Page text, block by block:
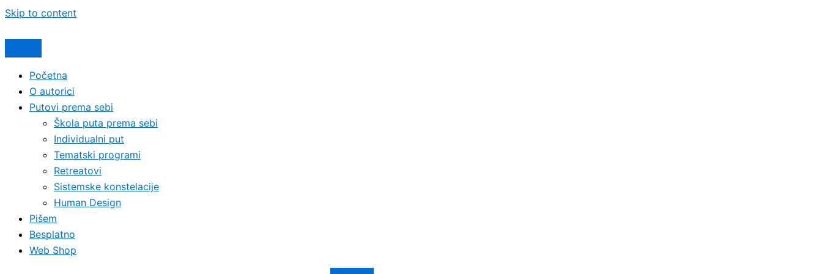
Skip to content
Početna
O autorici
Putovi prema sebi
Škola puta prema sebi
Individualni put
Tematski programi
Retreatovi
Sistemske konstelacije
Human Design
Pišem
Besplatno
Web Shop